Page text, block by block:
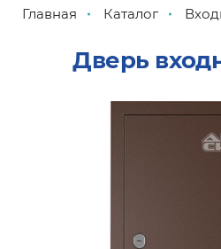
Главная Каталог
Дверь